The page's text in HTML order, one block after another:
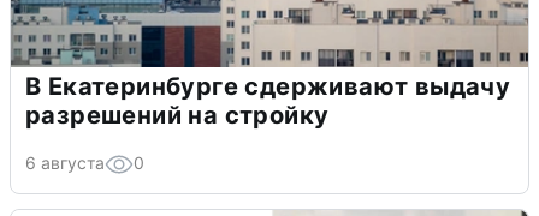
В Екатеринбурге сдерживают выдачу
разрешений на стройку
6 августа 0